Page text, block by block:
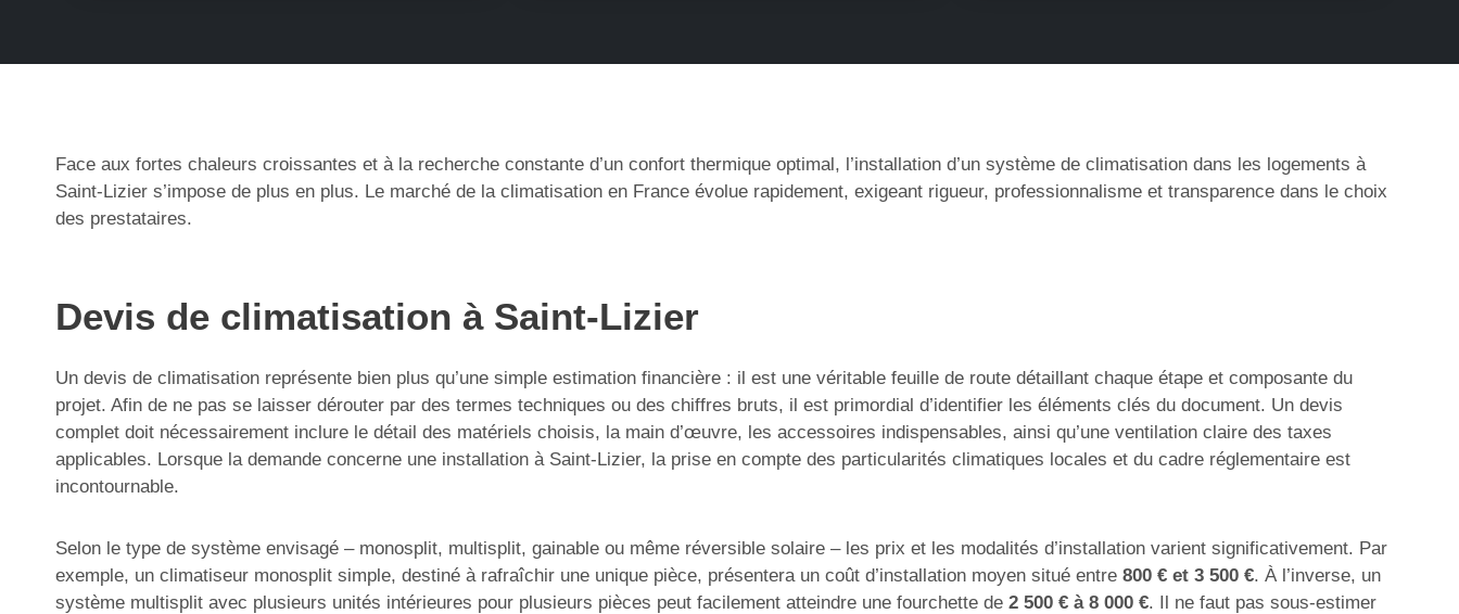
Face aux fortes chaleurs croissantes et à la recherche constante d’un confort thermique optimal, l’installation d’un système de climatisation dans les logements à
Saint-Lizier s’impose de plus en plus. Le marché de la climatisation en France évolue rapidement, exigeant rigueur, professionnalisme et transparence dans le choix
des prestataires.
Devis de climatisation à Saint-Lizier
Un devis de climatisation représente bien plus qu’une simple estimation financière : il est une véritable feuille de route détaillant chaque étape et composante du
projet. Afin de ne pas se laisser dérouter par des termes techniques ou des chiffres bruts, il est primordial d’identifier les éléments clés du document. Un devis
complet doit nécessairement inclure le détail des matériels choisis, la main d’œuvre, les accessoires indispensables, ainsi qu’une ventilation claire des taxes
applicables. Lorsque la demande concerne une installation à Saint-Lizier, la prise en compte des particularités climatiques locales et du cadre réglementaire est
incontournable.
Selon le type de système envisagé – monosplit, multisplit, gainable ou même réversible solaire – les prix et les modalités d’installation varient significativement. Par
exemple, un climatiseur monosplit simple, destiné à rafraîchir une unique pièce, présentera un coût d’installation moyen situé entre 800 € et 3 500 €. À l’inverse, un
système multisplit avec plusieurs unités intérieures pour plusieurs pièces peut facilement atteindre une fourchette de 2 500 € à 8 000 €. Il ne faut pas sous-estimer